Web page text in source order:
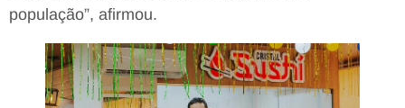
população”, afirmou.